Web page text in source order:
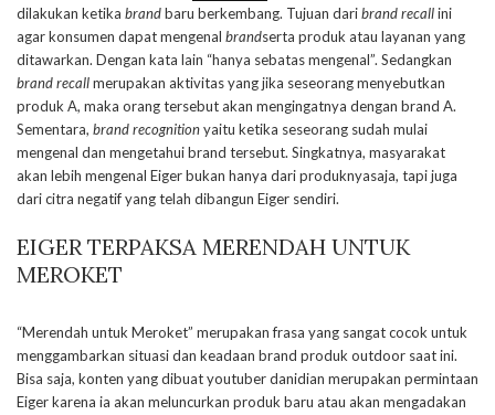
dilakukan ketika brandbaru berkembang. Tujuan daribrand recallini
agar konsumen dapat mengenal brandserta produk atau layanan yang
ditawarkan. Dengan kata lain “hanya sebatas mengenal”. Sedangkan
brand recallmerupakan aktivitas yang jika seseorang menyebutkan
produk A, maka orang tersebut akan mengingatnya dengan brand A.
Sementara, brand recognitionyaitu ketika seseorang sudah mulai
mengenal dan mengetahui brand tersebut. Singkatnya, masyarakat
akan lebih mengenal Eigerbukan hanya dari produknyasaja, tapi juga
dari citra negatif yang telah dibangun Eiger sendiri.
EIGER TERPAKSA MERENDAH UNTUK
MEROKET
“Merendah untuk Meroket” merupakan frasa yang sangat cocok untuk
menggambarkan situasi dan keadaan brand produk outdoor saat ini.
Bisa saja, konten yang dibuat youtuber danidian merupakan permintaan
Eiger karena ia akan meluncurkan produk baru atau akan mengadakan